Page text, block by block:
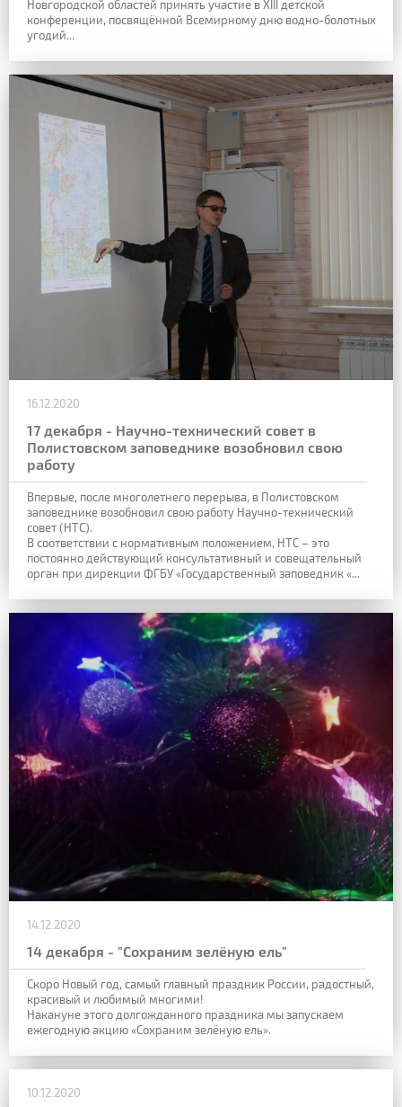
Новгородской областей принять участие в XIII детской
конференции, посвящённой Всемирному дню водно-болотных
угодий...
16.12.2020
17 декабря - Научно-технический совет в
Полистовском заповеднике возобновил свою
работу
Впервые, после многолетнего перерыва, в Полистовском
заповеднике возобновил свою работу Научно-технический
совет (НТС).
В соответствии с нормативным положением, НТС – это
постоянно действующий консультативный и совещательный
орган при дирекции ФГБУ «Государственный заповедник «...
14.12.2020
14 декабря - "Сохраним зелёную ель"
Скоро Новый год, самый главный праздник России, радостный,
красивый и любимый многими!
Накануне этого долгожданного праздника мы запускаем
ежегодную акцию «Сохраним зелёную ель».
10.12.2020